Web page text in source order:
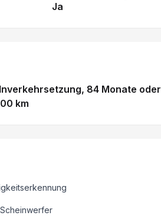
Ja
, 84 Monate oder
km